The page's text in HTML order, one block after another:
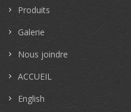
Produits
Galerie
Nous joindre
ACCUEIL
English